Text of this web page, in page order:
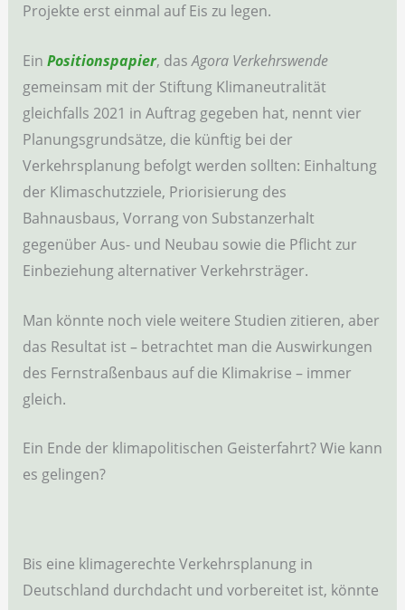
Projekte erst einmal auf Eis zu legen.
Ein Positionspapier, dasAgora Verkehrswende
gemeinsam mit der Stiftung Klimaneutralität
gleichfalls 2021 in Auftrag gegeben hat, nennt vier
Planungsgrundsätze, die künftig bei der
Verkehrsplanung befolgt werden sollten: Einhaltung
der Klimaschutzziele, Priorisierung des
Bahnausbaus, Vorrang von Substanzerhalt
gegenüber Aus- und Neubau sowie die Pflicht zur
Einbeziehung alternativer Verkehrsträger.
Man könnte noch viele weitere Studien zitieren, aber
das Resultat ist – betrachtet man die Auswirkungen
des Fernstraßenbaus auf die Klimakrise – immer
gleich.
Ein Ende der klimapolitischen Geisterfahrt? Wie kann
es gelingen?
Bis eine klimagerechte Verkehrsplanung in
Deutschland durchdacht und vorbereitet ist, könnte